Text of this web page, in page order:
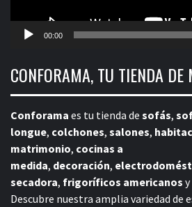
00:00
CONFORAMA, TU TIENDA DE
Conforama es tu tienda de sofás,
longue, colchones, salones,
matrimonio, cocinas a
medida, decoración,
secadora, frigoríficos americanos y
Descubre nuestra amplia variedad de